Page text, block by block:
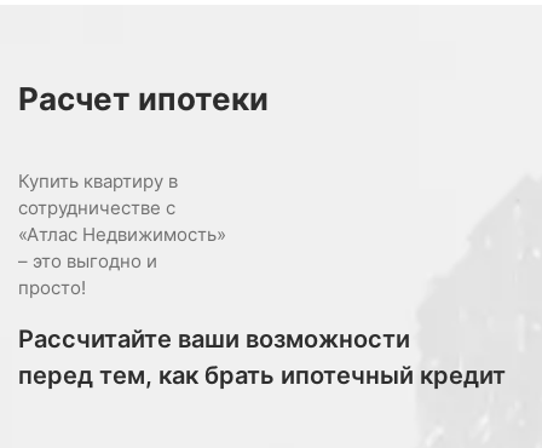
Расчет ипотеки
Купить квартиру в
сотрудничестве с
«Атлас Недвижимость»
– это выгодно и
просто!
Рассчитайте ваши возможности
перед тем, как брать ипотечный кредит